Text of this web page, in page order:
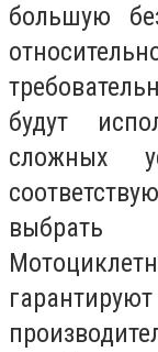
большую
будут
сложных
выбрать